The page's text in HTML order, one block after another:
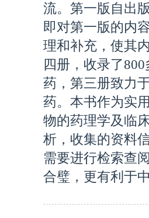
流。第一版自出
即对第一版的内
理和补充，使其
四册，收录了
药，第三册致力
药。本书作为实
物的药理学及临
析，收集的资料
需要进行检索查
合璧，更有利于